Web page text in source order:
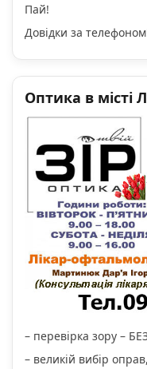
Пай!
Довідки за
Оптика в місті
– перевірка зору –
– великій вибір